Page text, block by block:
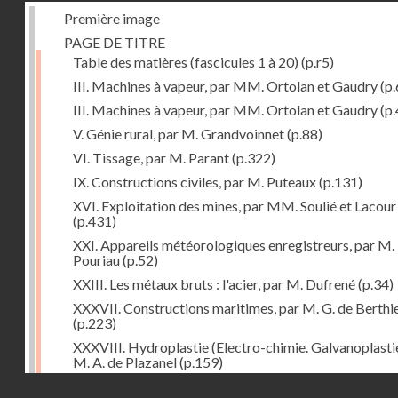
Première image
PAGE DE TITRE
Table des matières (fascicules 1 à 20) (p.r5)
III. Machines à vapeur, par MM. Ortolan et Gaudry
III. Machines à vapeur, par MM. Ortolan et Gaudry
V. Génie rural, par M. Grandvoinnet(p.88)
VI. Tissage, par M. Parant(p.322)
IX. Constructions civiles, par M. Puteaux(p.131)
XVI. Exploitation des mines, par MM. Soulié et Lacour
(p.431)
XXI. Appareils météorologiques enregistreurs, par M.
Pouriau(p.52)
XXIII. Les métaux bruts : l'acier, par M. Dufrené(p.34)
XXXVII. Constructions maritimes, par M. G. de
(p.223)
XXXVIII. Hydroplastie (Electro-chimie.
M. A. de Plazanel(p.159)